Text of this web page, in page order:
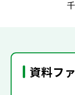
資料フ